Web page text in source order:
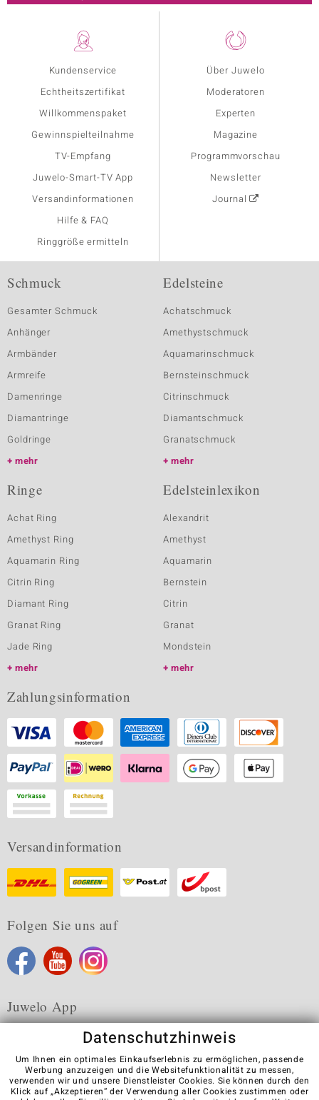
Kundenservice
Echtheitszertifikat
Willkommenspaket
Gewinnspielteilnahme
TV-Empfang
Juwelo-Smart-TV App
Versandinformationen
Hilfe & FAQ
Ringgröße ermitteln
Über Juwelo
Moderatoren
Experten
Magazine
Programmvorschau
Newsletter
Journal
Schmuck
Gesamter Schmuck
Anhänger
Armbänder
Armreife
Damenringe
Diamantringe
Goldringe
mehr
Edelsteine
Achatschmuck
Amethystschmuck
Aquamarinschmuck
Bernsteinschmuck
Citrinschmuck
Diamantschmuck
Granatschmuck
mehr
Ringe
Achat Ring
Amethyst Ring
Aquamarin Ring
Citrin Ring
Diamant Ring
Granat Ring
Jade Ring
mehr
Edelsteinlexikon
Alexandrit
Amethyst
Aquamarin
Bernstein
Citrin
Granat
Mondstein
mehr
Zahlungsinformation
Versandinformation
Folgen Sie uns auf
Juwelo App
Karriere AGB Datenschutz Cookies
Impressum
Kontakt
Vertrag widerrufen
Datenschutzhinweis
Um Ihnen ein optimales Einkaufserlebnis zu ermöglichen, passende
Werbung anzuzeigen und die Websitefunktionalität zu messen,
verwenden wir und unsere Dienstleister Cookies. Sie können durch den
Klick auf „Akzeptieren“ der Verwendung aller Cookies zustimmen oder